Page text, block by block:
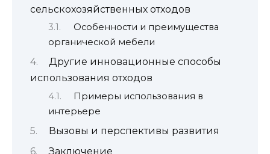
сельскохозяйственных отходов
Особенности и преимущества
органической мебели
Другие инновационные способы
использования отходов
Примеры использования в
интерьере
Вызовы и перспективы развития
Заключение